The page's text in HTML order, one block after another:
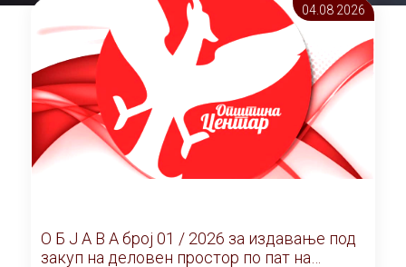
04.08 2026
О Б Ј А В А брoj 01 / 2026 за издавање под
закуп на деловен простор по пат на